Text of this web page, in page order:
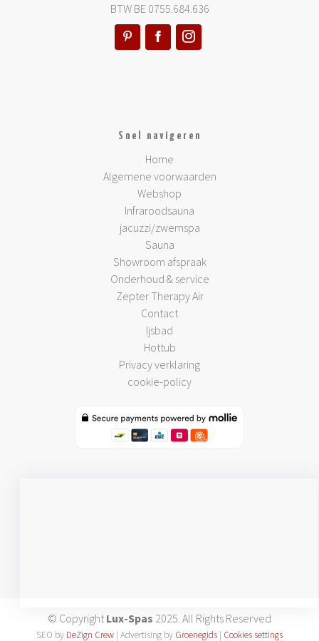
BTW BE 0755.684.636
Snel navigeren
Home
Algemene voorwaarden
Webshop
Infraroodsauna
jacuzzi/zwemspa
Sauna
Showroom afspraak
Onderhoud & service
Zepter Therapy Air
Contact
Ijsbad
Hottub
Privacy verklaring
cookie-policy
© Copyright Lux-Spas 2025. All Rights Reserved
SEO by DeZign Crew | Advertising by Groenegids | Cookies settings